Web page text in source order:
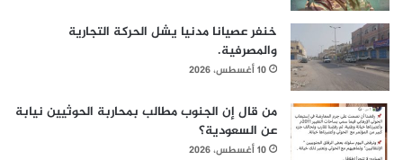
خنفر عصيانا مدنيا يشل الحركة التجارية
والمصرفية.
10 أغسطس، 2026
من قال إن الجنوب مطالب بمحاربة الحوثيين نيابة
عن السعودية؟
10 أغسطس، 2026